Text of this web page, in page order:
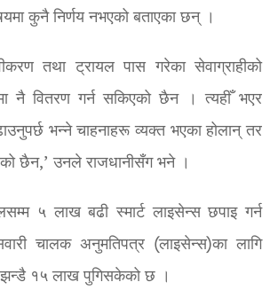
कुनै निर्णय नभएको बताएका छन् ।
तथा ट्रायल पास गरेका सेवाग्राहीको
नै वितरण गर्न सकिएको छैन । त्यहीँ भएर
भन्ने चाहनाहरू व्यक्त भएका होलान् तर
छैन,’ उनले राजधानीसँग भने ।
५ लाख बढी स्मार्ट लाइसेन्स छपाइ गर्न
चालक अनुमतिपत्र (लाइसेन्स)का लागि
१५ लाख पुगिसकेको छ ।